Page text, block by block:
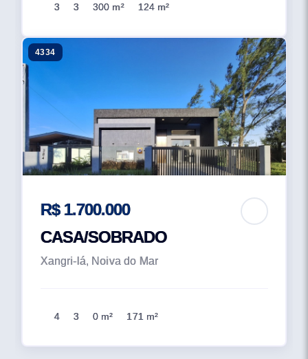
3 3 300 m² 124 m²
4334
R$ 1.700.000
CASA/SOBRADO
Xangri-lá, Noiva do Mar
4 3 0 m² 171 m²